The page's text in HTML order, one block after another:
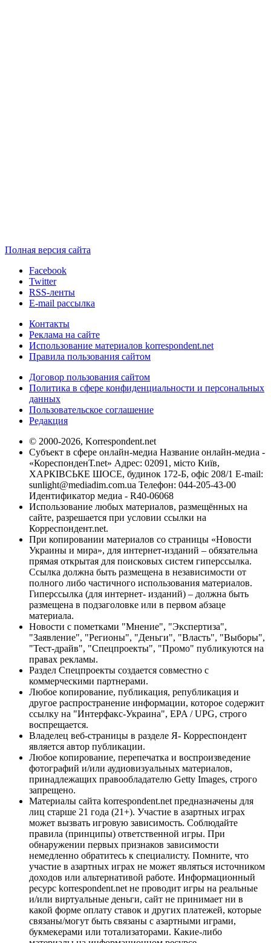
Полная версия сайта
Facebook
Twitter
RSS-ленты
E-mail рассылка
Контакты
Реклама на сайте
Использование материалов korrespondent.net
Правила пользования сайтом
Договор пользования сайтом
Политика в сфере конфиденциальности и персональных
данных
Пользовательское соглашение
Редакция
© 2000-2026, Korrespondent.net
Субъект в сфере онлайн-медиа Название онлайн-медиа -
«КореспонденТ.net» Адрес: 02091, місто Київ,
ХАРКІВСЬКЕ ШОСЕ, будинок 172-Б, офіс 208/1 E-mail:
sunlight@mediadim.com.ua Телефон: 044-205-43-00
Идентификатор медиа - R40-06068
Использование любых материалов, размещённых на
сайте, разрешается при условии ссылки на
Корреспондент.net.
При копировании материалов со страницы «Новости
Украины и мира», для интернет-изданий – обязательна
прямая открытая для поисковых систем гиперссылка.
Ссылка должна быть размещена в независимости от
полного либо частичного использования материалов.
Гиперссылка (для интернет- изданий) – должна быть
размещена в подзаголовке или в первом абзаце
материала.
Новости с пометками "Мнение", "Экспертиза",
"Заявление", "Регионы", "Деньги", "Власть", "Выборы",
"Тест-драйв", "Спецпроекты", "Промо" публикуются на
правах рекламы.
Раздел Спецпроекты создается совместно с
коммерческими партнерами.
Любое копирование, публикация, републикация и
другое распространение информации, которое содержит
ссылку на "Интерфакс-Украина", EPA / UPG, строго
воспрещается.
Владелец веб-страницы в разделе Я- Корреспондент
является автор публикации.
Любое копирование, перепечатка и воспроизведение
фотографий и/или аудиовизуальных материалов,
принадлежащих правообладателю Getty Images, строго
запрещено.
Материалы сайта korrespondent.net предназначены для
лиц старше 21 года (21+). Участие в азартных играх
может вызвать игровую зависимость. Соблюдайте
правила (принципы) ответственной игры. При
обнаружении первых признаков зависимости
немедленно обратитесь к специалисту. Помните, что
участие в азартных играх не может являться источником
доходов или альтернативой работе. Информационный
ресурс korrespondent.net не проводит игры на реальные
и/или виртуальные деньги, сайт не принимает ни в
какой форме оплату ставок и других платежей, которые
связаны/могут быть связаны с азартными играми,
букмекерами или тотализаторами. Какие-либо